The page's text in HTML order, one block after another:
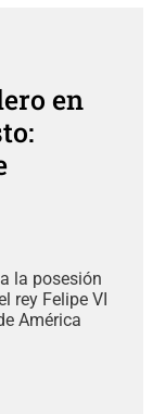
en
la posesión
rey Felipe VI
América